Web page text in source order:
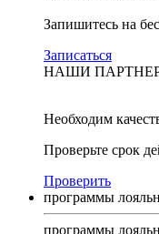
Запишитесь на
Записаться
НАШИ
Необходим
Проверьте срок
Проверить
программы
программы